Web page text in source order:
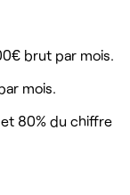
brut par mois.
mois.
80% du chiffre